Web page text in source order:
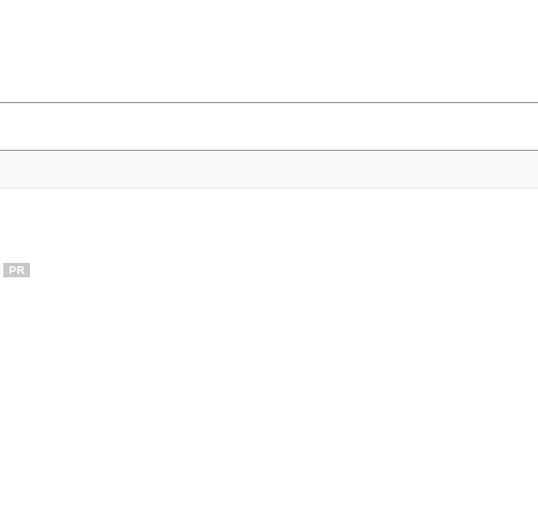
PR